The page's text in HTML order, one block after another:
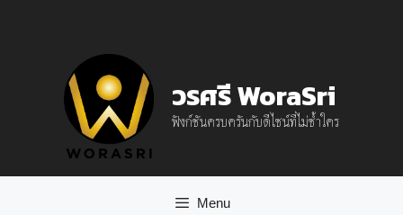
วรศรี WoraSri
ฟังก์ชันครบครันกับดีไซน์ที่ไม่ซ้ำใคร
Menu